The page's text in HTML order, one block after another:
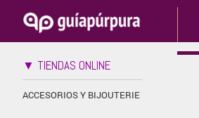
▼ TIENDAS ONLINE
ACCESORIOS Y BIJOUTERIE